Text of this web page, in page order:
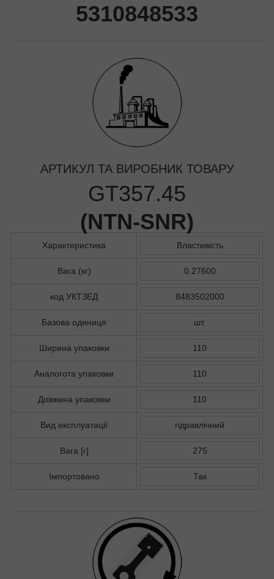
5310848533
АРТИКУЛ ТА ВИРОБНИК ТОВАРУ
GT357.45
(NTN-SNR)
Характеристика Властивість
Вага (кг) 0.27600
код УКТЗЕД 8483502000
Базова одиниця шт.
Ширина упаковки 110
Аналогота упаковки 110
Довжина упаковки 110
Вид експлуатації гідравлічний
Вага [г] 275
Імпортовано Так